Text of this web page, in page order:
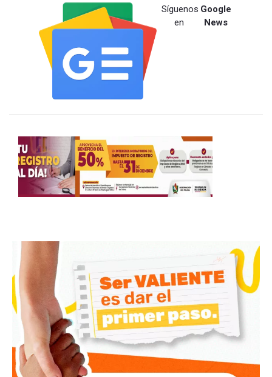
Síguenos
en
Google
News